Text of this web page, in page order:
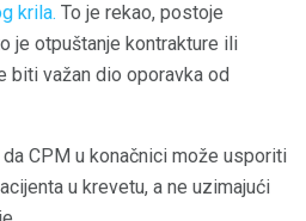
krila. To je rekao, postoje
je otpuštanje kontrakture ili
biti važan dio oporavka od
CPM u konačnici može usporiti
u krevetu, a ne uzimajući